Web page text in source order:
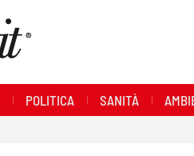
POLITICA SANITÀ